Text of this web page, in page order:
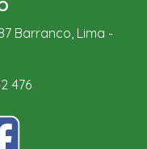
Barranco, Lima -
476